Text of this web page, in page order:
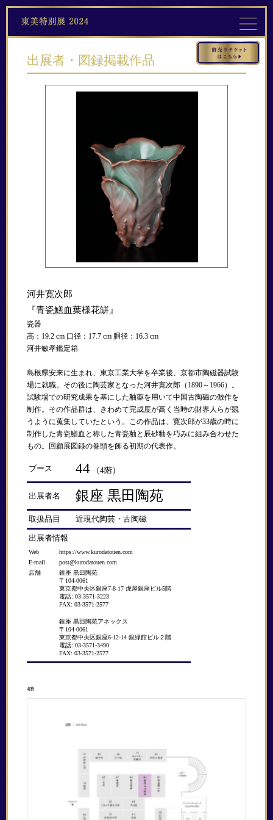
出展者・図録掲載作品
河井寛次郎
『青瓷鱔血葉様花缾』
瓷器
高：19.2 cm 口径：17.7 cm 胴径：16.3 cm
河井敏孝鑑定箱
島根県安来に生まれ、東京工業大学を卒業後、京都市陶磁器試験
場に就職。その後に陶芸家となった河井寛次郎（1890～1966）。
試験場での研究成果を基にした釉薬を用いて中国古陶磁の倣作を
制作。その作品群は、きわめて完成度が高く当時の財界人らが競
うように蒐集していたという。この作品は、寛次郎が33歳の時に
制作した青瓷鱔血と称した青瓷釉と辰砂釉を巧みに組み合わせた
もの。回顧展図録の巻頭を飾る初期の代表作。
ブース 44 （4階）
出展者名 銀座 黒田陶苑
取扱品目 近現代陶芸・古陶磁
出展者情報
Web
https://www.kurodatouen.com
E-mail
post@kurodatouen.com
店舗
銀座 黒田陶苑
〒104-0061
東京都中央区銀座7-8-17 虎屋銀座ビル5階
電話: 03-3571-3223
FAX: 03-3571-2577
銀座 黒田陶苑アネックス
〒104-0061
東京都中央区銀座6-12-14 銀緑館ビル２階
電話: 03-3571-3490
FAX: 03-3571-2577
4階